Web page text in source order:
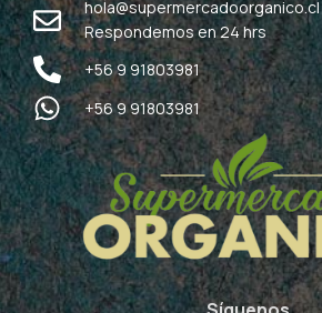
hola@supermercadoorganico.cl
Respondemos en 24 hrs
+56 9 91803981
+56 9 91803981